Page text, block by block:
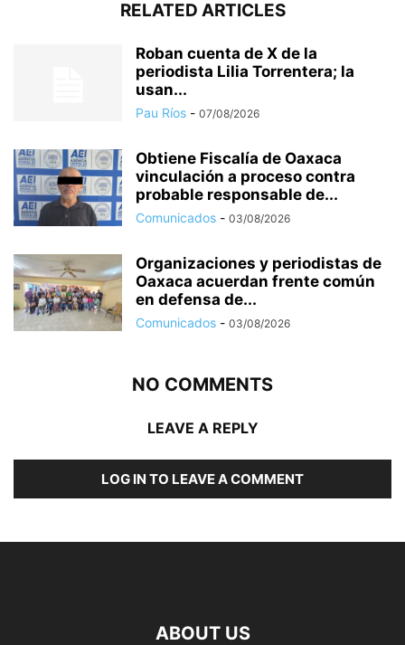
RELATED ARTICLES
Roban cuenta de X de la
periodista Lilia Torrentera; la
usan...
Pau Ríos - 07/08/2026
Obtiene Fiscalía de Oaxaca
vinculación a proceso contra
probable responsable de...
Comunicados - 03/08/2026
Organizaciones y periodistas de
Oaxaca acuerdan frente común
en defensa de...
Comunicados - 03/08/2026
NO COMMENTS
LEAVE A REPLY
LOG IN TO LEAVE A COMMENT
ABOUT US